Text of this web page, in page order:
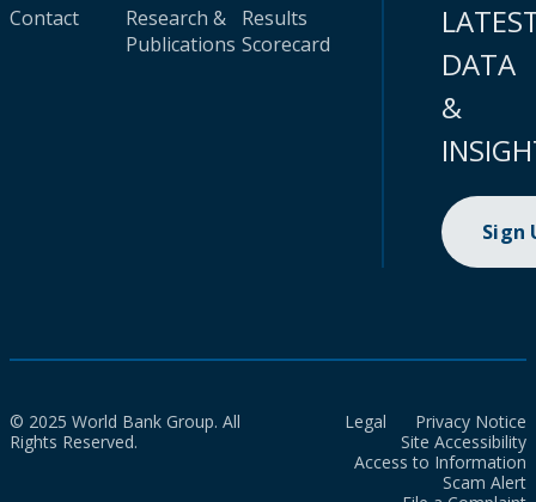
Contact
Research &
Publications
Results
Scorecard
DATA
&
Sign
© 2025 World Bank Group. All
Rights Reserved.
Legal
Privacy Notice
Site Accessibility
Access to Information
Scam Alert